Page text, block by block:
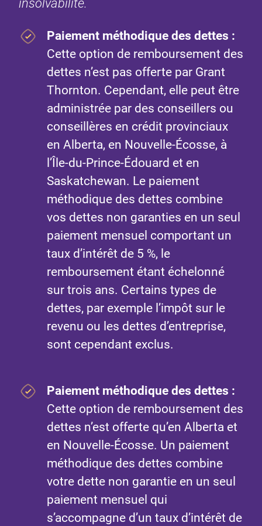
insolvabilité.
Paiement méthodique des dettes :
Cette option de remboursement des
dettes n’est pas offerte par Grant
Thornton. Cependant, elle peut être
administrée par des conseillers ou
conseillères en crédit provinciaux
en Alberta, en Nouvelle-Écosse, à
l’Île-du-Prince-Édouard et en
Saskatchewan. Le paiement
méthodique des dettes combine
vos dettes non garanties en un seul
paiement mensuel comportant un
taux d’intérêt de 5 %, le
remboursement étant échelonné
sur trois ans. Certains types de
dettes, par exemple l’impôt sur le
revenu ou les dettes d’entreprise,
sont cependant exclus.
Paiement méthodique des dettes :
Cette option de remboursement des
dettes n’est offerte qu’en Alberta et
en Nouvelle-Écosse. Un paiement
méthodique des dettes combine
votre dette non garantie en un seul
paiement mensuel qui
s’accompagne d’un taux d’intérêt de